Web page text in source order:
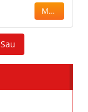
MUA
Sau